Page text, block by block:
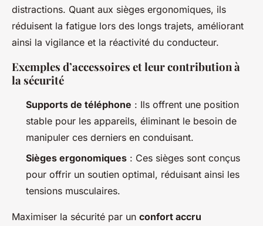
distractions. Quant aux sièges ergonomiques, ils
réduisent la fatigue lors des longs trajets, améliorant
ainsi la vigilance et la réactivité du conducteur.
Exemples d’accessoires et leur contribution à
la sécurité
Supports de téléphone : Ils offrent une position
stable pour les appareils, éliminant le besoin de
manipuler ces derniers en conduisant.
Sièges ergonomiques : Ces sièges sont conçus
pour offrir un soutien optimal, réduisant ainsi les
tensions musculaires.
Maximiser la sécurité par un confort accru